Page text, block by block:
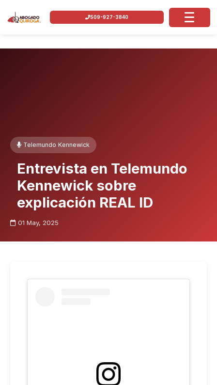
509-927-3840
Telemundo Kennewick
Entrevista en Telemundo
Kennewick sobre
explicación REAL ID
01 May, 2025